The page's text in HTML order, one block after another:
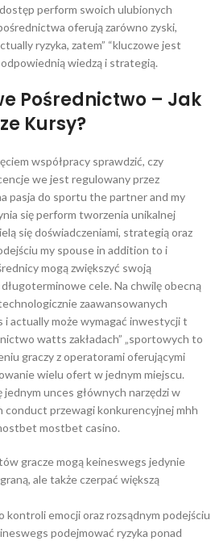
perform swoich ulubionych
oferują zarówno zyski,
ryzyka, zatem” “kluczowe jest
wiedzą i strategią.
Pośrednictwo – Jak
Kursy?
współpracy sprawdzić, czy
we jest regulowany przez
pasja do sportu the partner and my
się perform tworzenia unikalnej
się doświadczeniami, strategią oraz
my spouse in addition to i
mogą zwiększyć swoją
cele. Na chwilę obecną
zaawansowanych
actually może wymagać inwestycji t
watts zakładach” „sportowych to
graczy z operatorami oferującymi
wielu ofert w jednym miejscu.
unces głównych narzędzi w
conduct przewagi konkurencyjnej mhh
mostbet casino.
gracze mogą keineswegs jedynie
ale także czerpać większą
kontroli emocji oraz rozsądnym podejściu
podejmować ryzyka ponad